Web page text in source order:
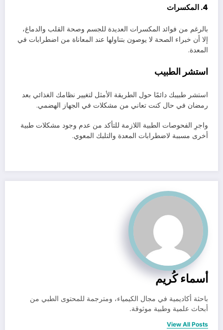
4. المكسرات
بالرغم من فوائد المكسرات العديدة للجسم وصحة القلب والدماغ،
إلا أن خبراء الصحة لا يوصون بتناولها عند المعاناة من اضطرابات في
المعدة.
استشر الطبيب
استشر طبيبك دائمًا حول الطريقة الأمثل لتغيير نظامك الغذائي بعد
رمضان في حال كنت تعاني من مشكلات في الجهاز الهضمي.
واجرِ الفحوصات الطبية اللازمة للتأكد من عدم وجود مشكلات طبية
أخرى مسببة لاضطرابات المعدة والتلبك المعوي.
أسماء كُريم
باحثة أكاديمية في مجال الكيمياء، ومترجمة للمحتوى الطبي من
أبحاث علمية وطبية موثوقة.
View All Posts